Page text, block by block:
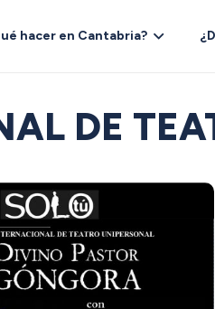
hacer en Cantabria?
DE